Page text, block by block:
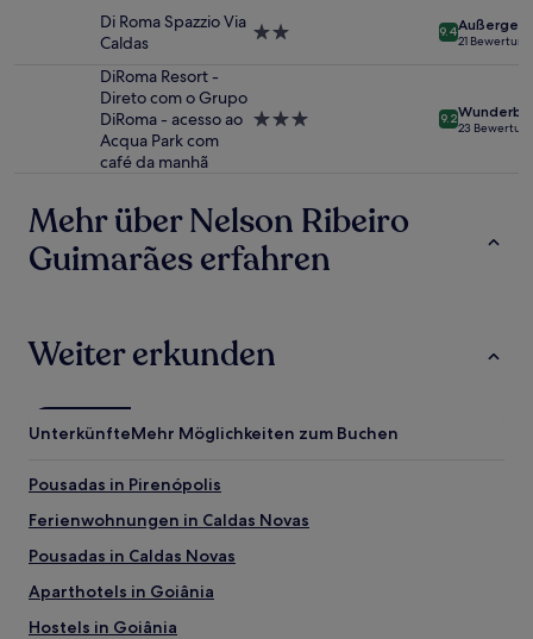
BedingungenDi Roma Spazzio Via
Caldas
2.0-
9.4
21
DiRoma Resort -
Direto com o Grupo
DiRoma - acesso ao
Acqua Park com
café da manhã
3.0-
9.2
23
Mehr über Nelson Ribeiro
Guimarães erfahren
Weiter erkunden
UnterkünfteMehr Möglichkeiten zum Buchen
Pousadas in Pirenópolis
Ferienwohnungen in Caldas Novas
Pousadas in Caldas Novas
Aparthotels in Goiânia
Hostels in Goiânia